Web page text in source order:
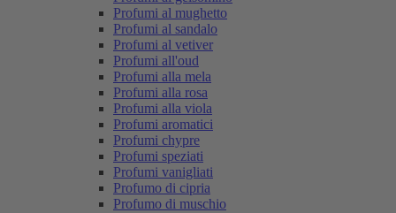
Profumi al mughetto
Profumi al sandalo
Profumi al vetiver
Profumi all'oud
Profumi alla mela
Profumi alla rosa
Profumi alla viola
Profumi aromatici
Profumi chypre
Profumi speziati
Profumi vanigliati
Profumo di cipria
Profumo di muschio